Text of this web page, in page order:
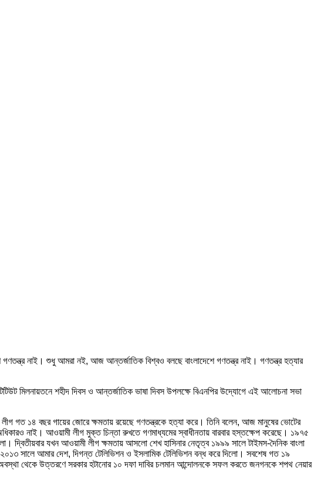
নাই। শুধু আমরা নই, আজ আন্তর্জাতিক বিশ্বও বলছে বাংলাদেশে গণতন্ত্র নাই। গণতন্ত্র হত্যার
মিলনায়তনে শহীদ দিবস ও আন্তর্জাতিক ভাষা দিবস উপলক্ষে বিএনপির উদ্যোগে এই আলোচনা সভা
গত ১৪ বছর গায়ের জোরে ক্ষমতায় রয়েছে গণতন্ত্রকে হত্যা করে। তিনি বলেন, আজ মানুষের ভোটের
নাই। আওয়ামী লীগ মুক্ত চিন্তা রুখতে গণমাধ্যমের স্বাধীনতায় বারবার হস্তক্ষেপ করেছে। ১৯৭৫
দ্বিতীয়বার যখন আওয়ামী লীগ ক্ষমতায় আসলো শেখ হাসিনার নেতৃত্ব ১৯৯৯ সালে টাইমস-দৈনিক বাংলা
সালে আমার দেশ, দিগন্ত টেলিভিশন ও ইসলামিক টেলিভিশন বন্ধ করে দিলো। সবশেষ গত ১৯
থেকে উত্তরণে সরকার হটানোর ১০ দফা দাবির চলমান আন্দোলনকে সফল করতে জনগনকে শপথ নেয়ার